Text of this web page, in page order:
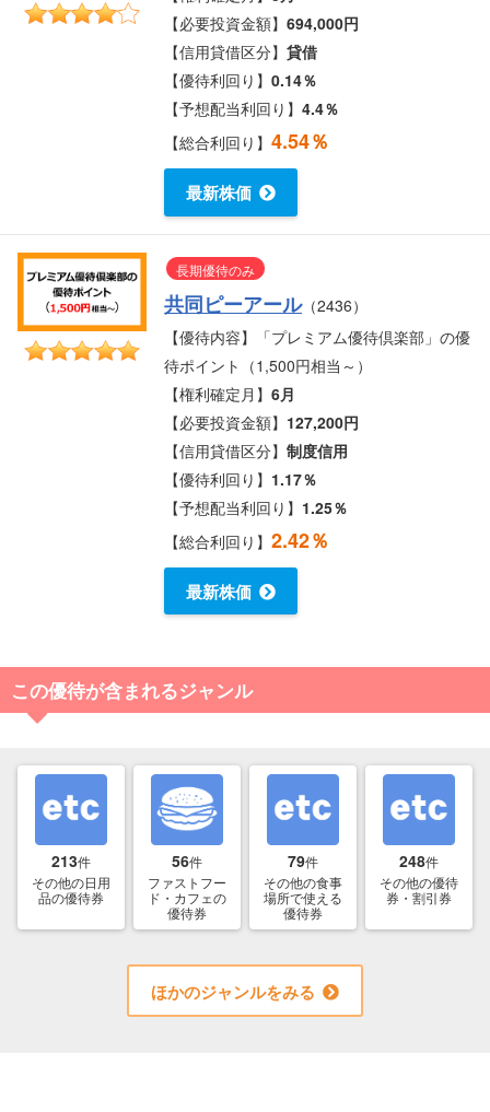
【必要投資金額】694,000円
【信用貸借区分】貸借
【優待利回り】0.14％
【予想配当利回り】4.4％
【総合利回り】4.54％
最新株価
長期優待のみ
共同ピーアール（2436）
【優待内容】「プレミアム優待倶楽部」の優
待ポイント（1,500円相当～）
【権利確定月】6月
【必要投資金額】 127,200円
【信用貸借区分】制度信用
【優待利回り】 1.17％
【予想配当利回り】 1.25％
【総合利回り】2.42％
最新株価
この優待が含まれるジャンル
213件
その他の日用
品の優待券
56件
ファストフー
ド・カフェの
優待券
79件
その他の食事
場所で使える
優待券
248件
その他の優待
券・割引券
ほかのジャンルをみる